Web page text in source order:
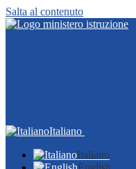
Salta al contenuto
Italiano
Italiano